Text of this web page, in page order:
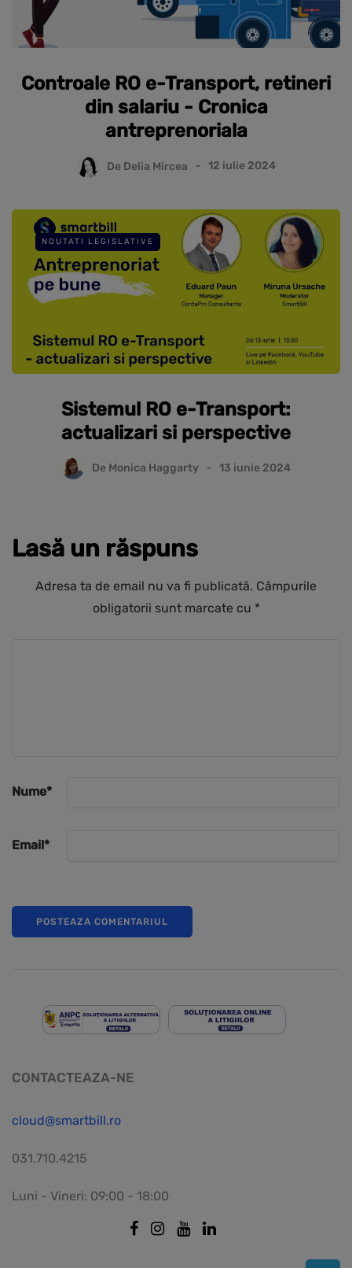
Controale RO e-Transport, retineri
din salariu - Cronica
antreprenoriala
De Delia Mircea 12 iulie 2024
NOUTATI LEGISLATIVE
Sistemul RO e-Transport:
actualizari si perspective
De Monica Haggarty 13 iunie 2024
Lasă un răspuns
Adresa ta de email nu va fi publicată. Câmpurile
obligatorii sunt marcate cu *
Nume*
Email *
CONTACTEAZA-NE
cloud@smartbill.ro
031.710.4215
Luni - Vineri: 09:00 - 18:00